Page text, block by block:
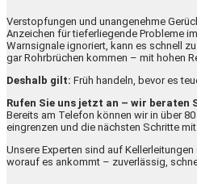
Verstopfungen und unangenehme
Anzeichen für tieferliegende Probleme
Warnsignale ignoriert, kann es schnell
gar Rohrbrüchen kommen – mit hohen
Deshalb gilt: Früh handeln, bevor es
Rufen Sie uns jetzt an – wir beraten
Bereits am Telefon können wir in über
eingrenzen und die nächsten Schritte mit
Unsere Experten sind auf
worauf es ankommt – zuverlässig,